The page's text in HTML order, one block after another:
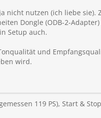
nicht nutzen (ich liebe sie).
Dongle (ODB-2-
Setup auch.
und
wird.
119 PS), Start &